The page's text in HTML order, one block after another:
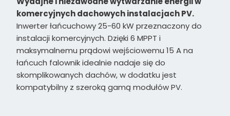
komercyjnych dachowych instalacjach PV.
Inwerter łańcuchowy 25-60 kW przeznaczony do
instalacji komercyjnych. Dzięki 6 MPPT i
maksymalnemu prądowi wejściowemu 15 A na
łańcuch falownik idealnie nadaje się do
skomplikowanych dachów, w dodatku jest
kompatybilny z szeroką gamą modułów PV.